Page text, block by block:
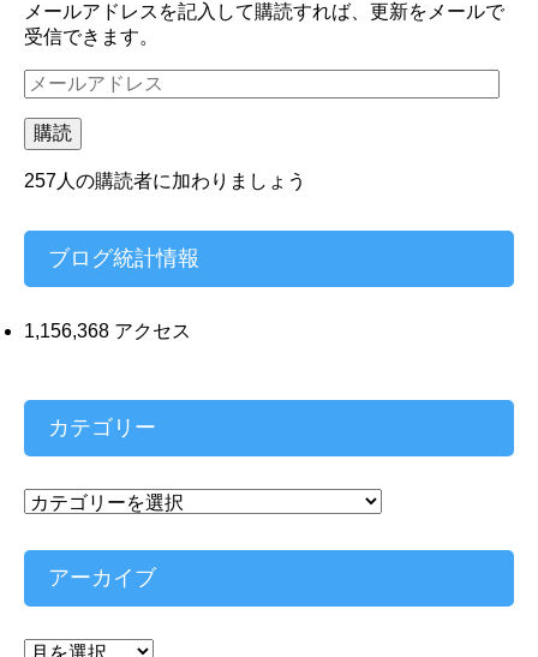
メールアドレスを記入して購読すれば、更新をメールで
受信できます。
メ
ル
ア
ド
ス
購読
257人の購読者に加わりましょう
ブログ統計情報
1,156,368 アクセス
カテゴリー
カ
ゴ
ー
アーカイブ
ア